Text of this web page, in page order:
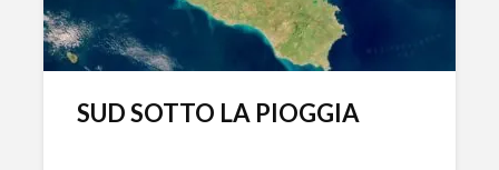
SUD SOTTO LA PIOGGIA